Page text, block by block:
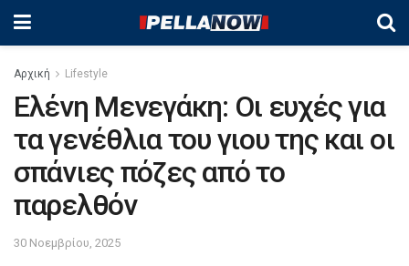
Αρχική Lifestyle
Ελένη Μενεγάκη: Οι ευχές για
τα γενέθλια του γιου της και οι
σπάνιες πόζες από το
παρελθόν
30 Νοεμβρίου, 2025